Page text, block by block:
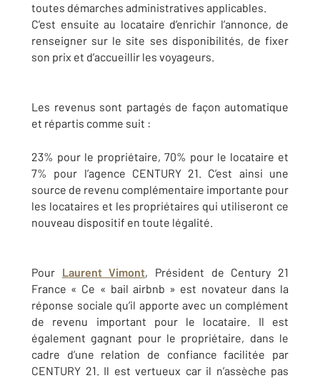
toutes démarches administratives applicables.
C’est ensuite au locataire d’enrichir l’annonce, de
renseigner sur le site ses disponibilités, de fixer
son prix et d’accueillir les voyageurs.
Les revenus sont partagés de façon automatique
et répartis comme suit :
23% pour le propriétaire, 70% pour le locataire et
7% pour l’agence CENTURY 21. C’est ainsi une
source de revenu complémentaire importante pour
les locataires et les propriétaires qui utiliseront ce
nouveau dispositif en toute légalité.
Pour Laurent Vimont, Président de Century 21
France « Ce « bail airbnb » est novateur dans la
réponse sociale qu’il apporte avec un complément
de revenu important pour le locataire. Il est
également gagnant pour le propriétaire, dans le
cadre d’une relation de confiance facilitée par
CENTURY 21. Il est vertueux car il n’assèche pas